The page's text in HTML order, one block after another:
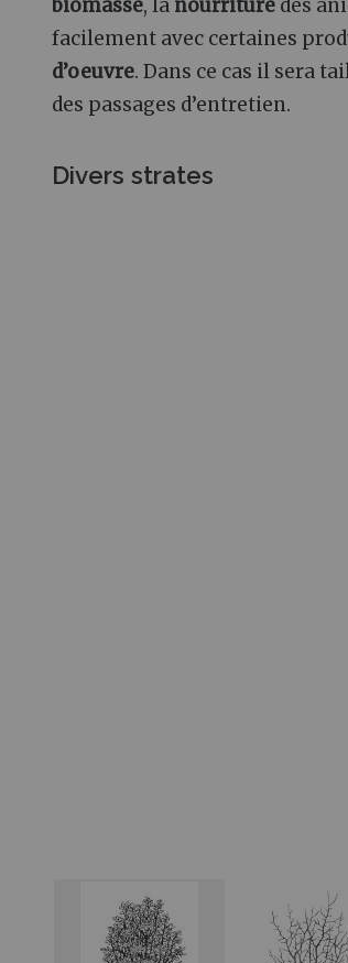
biomasse, la nourriture des
facilement avec certaines
d’oeuvre. Dans ce cas il sera
des passages d’entretien.
Divers strates